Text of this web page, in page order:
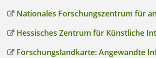
Nationales Forschungszentrum für
Hessisches Zentrum für Künstliche
Forschungslandkarte: Angewandte